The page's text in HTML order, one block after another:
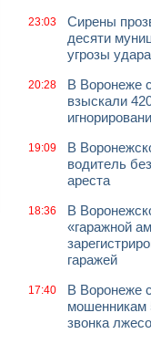
23:03
Сирены
десяти
угрозы
20:28
В Воронеже
взыскали
19:09
В
водитель
ареста
18:36
В
«гаражной
гаражей
17:40
В Воронеже
мошенникам
звонка